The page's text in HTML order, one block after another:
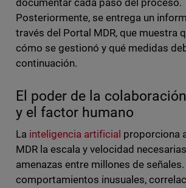
documentar cada paso del proceso.
Posteriormente, se entrega un
través del Portal MDR, que muestra
cómo se gestionó y qué medidas
continuación.
El poder de la
y el factor humano
La inteligencia artificial proporciona
MDR la escala y velocidad
amenazas entre millones de
comportamientos inusuales,